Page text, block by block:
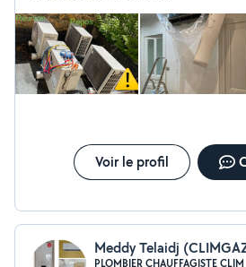
Voir le profil
Meddy Telaidj
PLOMBIER CHAUFFAGISTE CLIM